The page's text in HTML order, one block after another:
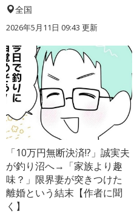
全国
2026年5月11日 09:43 更新
「10万円無断決済!?」誠実夫
が釣り沼へ→「家族より趣
味？」限界妻が突きつけた
離婚という結末【作者に聞
く】